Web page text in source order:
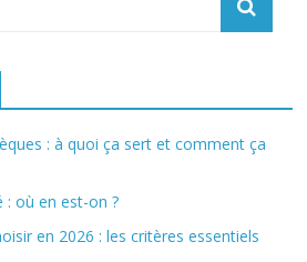
: à quoi ça sert et comment ça
: où en est-on ?
en 2026 : les critères essentiels